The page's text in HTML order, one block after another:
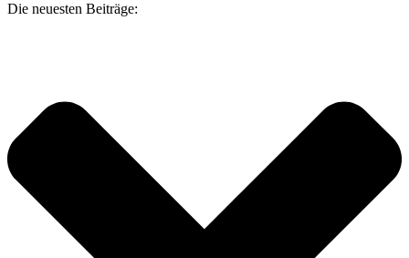
Die neuesten Beiträge: